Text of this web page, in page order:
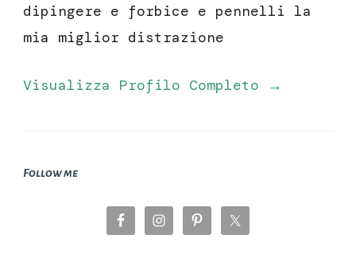
dipingere e forbice e pennelli la
mia miglior distrazione
Visualizza Profilo Completo →
Follow me